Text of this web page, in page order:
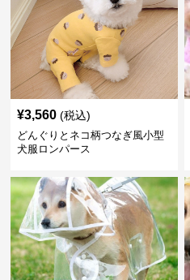
¥3,560 (税込)
どんぐりとネコ柄つなぎ風小型
犬服ロンパース